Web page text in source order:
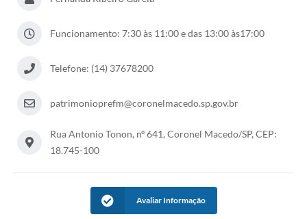
Funcionamento: 7:30 às 11:00 e das 13:00 às17:00
Telefone: (14) 37678200
patrimonioprefm@coronelmacedo.sp.gov.br
Rua Antonio Tonon, nº 641, Coronel Macedo/SP, CEP:
18.745-100
Avaliar Informação